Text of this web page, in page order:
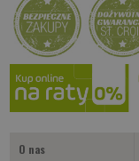
Kup teraz >
JIG Śliz
od 14.00 PLN
Kup teraz >
O nas